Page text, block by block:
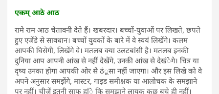
एकम् आठे आठ
रामे राम आठ चेतावनी देते हैं। खबरदार। बच्चों-युवाओं पर लिखते, छपते
हुए एजेंडे से सावधान। बच्चों युवकों के बारे में वे स्वयं लिखेंगे। कलम
आपकी घिसेगी, लिखेंगे वे। मतलब क्या उलटबांसी है। मतलब इनकी
दुनिया आप आपनी आंख से नहीं देखेंगे, उनकी आंख से देखंेेगे। चित्र या
दृष्य उनका होगा आपकी ओर से ठंूसा नहीं जाएगा। और इस लिखे को वे
अपने अनुसार समझेंगे, मास्टर, गाइड समीक्षक या आलोचक के समझाने
पर नहीं। चीजें इतनी साफ हांे कि समझाने लायक कुछ बचे ही नहीं।